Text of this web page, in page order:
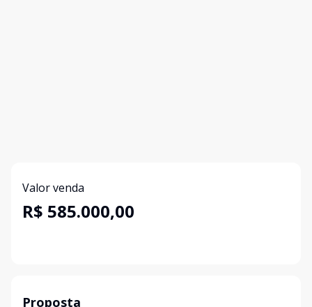
Valor venda
R$ 585.000,00
Proposta